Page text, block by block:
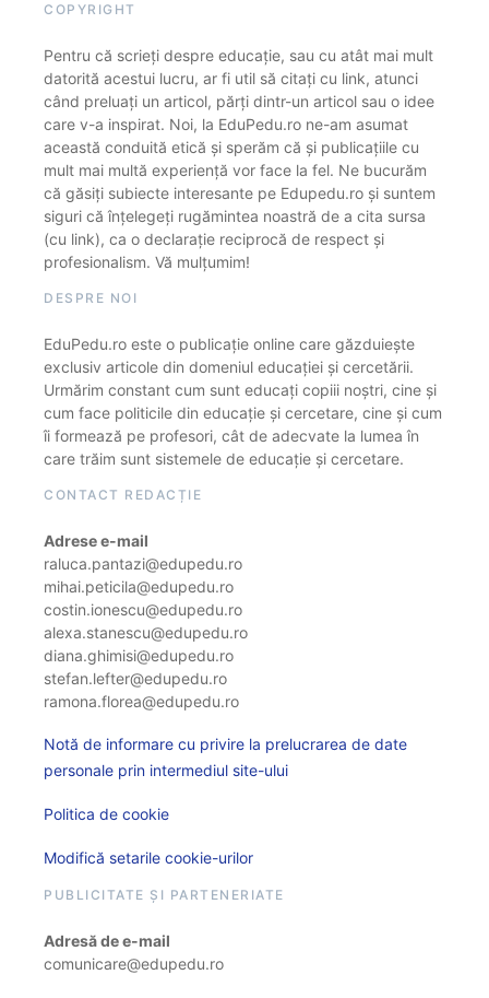
COPYRIGHT
Pentru că scrieți despre educație, sau cu atât mai mult
datorită acestui lucru, ar fi util să citați cu link, atunci
când preluați un articol, părți dintr-un articol sau o idee
care v-a inspirat. Noi, la EduPedu.ro ne-am asumat
această conduită etică și sperăm că și publicațiile cu
mult mai multă experiență vor face la fel. Ne bucurăm
că găsiți subiecte interesante pe Edupedu.ro și suntem
siguri că înțelegeți rugămintea noastră de a cita sursa
(cu link), ca o declarație reciprocă de respect și
profesionalism. Vă mulțumim!
DESPRE NOI
EduPedu.ro este o publicație online care găzduiește
exclusiv articole din domeniul educației și cercetării.
Urmărim constant cum sunt educați copiii noștri, cine și
cum face politicile din educație și cercetare, cine și cum
îi formează pe profesori, cât de adecvate la lumea în
care trăim sunt sistemele de educație și cercetare.
CONTACT REDACȚIE
Adrese e-mail
raluca.pantazi@edupedu.ro
mihai.peticila@edupedu.ro
costin.ionescu@edupedu.ro
alexa.stanescu@edupedu.ro
diana.ghimisi@edupedu.ro
stefan.lefter@edupedu.ro
ramona.florea@edupedu.ro
Notă de informare cu privire la prelucrarea de date
personale prin intermediul site-ului
Politica de cookie
Modifică setarile cookie-urilor
PUBLICITATE ȘI PARTENERIATE
Adresă de e-mail
comunicare@edupedu.ro